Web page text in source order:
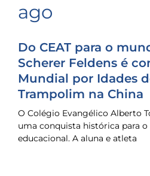
ago
Do CEAT para o
Scherer Feldens é
Mundial por Idades
Trampolim na China
O Colégio Evangélico Alberto
uma conquista histórica para o
educacional. A aluna e atleta